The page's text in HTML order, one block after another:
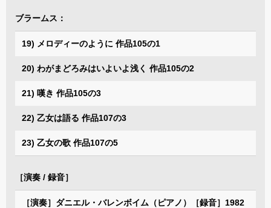
ブラームス：
19) メロディーのように 作品105の1
20) わがまどろみはいよいよ浅く 作品105の2
21) 嘆き 作品105の3
22) 乙女は語る 作品107の3
23) 乙女の歌 作品107の5
［演奏 / 録音］
［演奏］ダニエル・バレンボイム（ピアノ）［録音］1982